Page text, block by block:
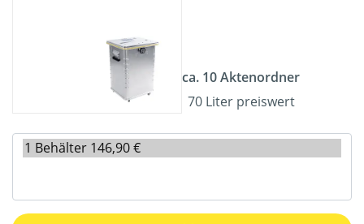
ca. 10 Aktenordner
70 Liter preiswert